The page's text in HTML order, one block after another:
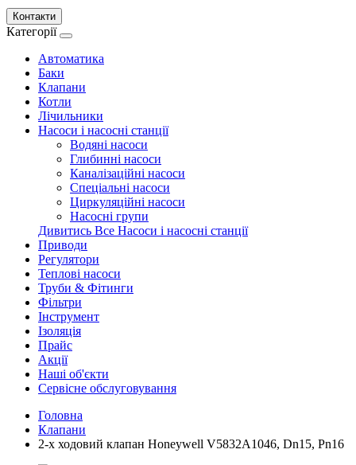
Контакти
Категорії
Автоматика
Баки
Клапани
Котли
Лічильники
Насоси і насосні станції
Водяні насоси
Глибинні насоси
Каналізаційні насоси
Спеціальні насоси
Циркуляційні насоси
Насосні групи
Дивитись Все Насоси і насосні станції
Приводи
Регулятори
Теплові насоси
Труби & Фітинги
Фільтри
Інструмент
Ізоляція
Прайс
Акції
Наші об'єкти
Сервісне обслуговування
Головна
Клапани
2-х ходовий клапан Honeywell V5832A1046, Dn15, Pn16